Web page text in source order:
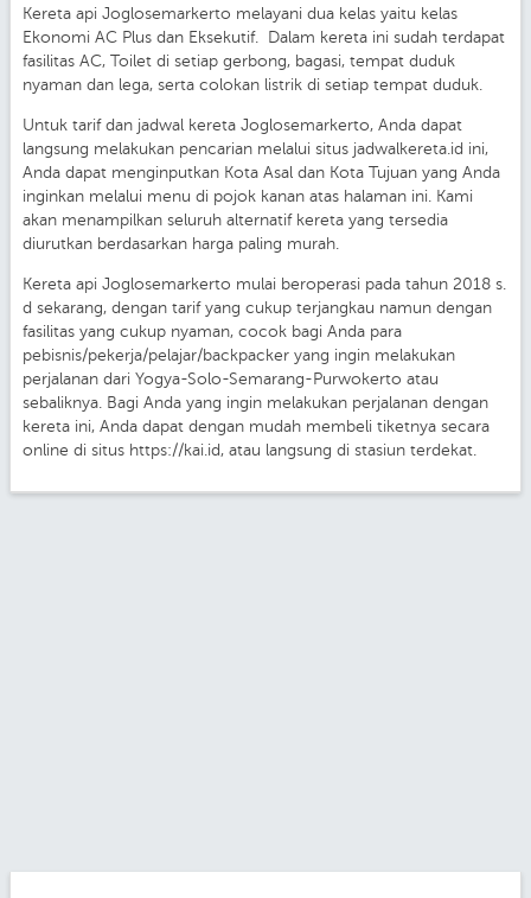
Kereta api Joglosemarkerto melayani dua kelas yaitu kelas
Ekonomi AC Plus dan Eksekutif. Dalam kereta ini sudah terdapat
fasilitas AC, Toilet di setiap gerbong, bagasi, tempat duduk
nyaman dan lega, serta colokan listrik di setiap tempat duduk.
Untuk tarif dan jadwal kereta Joglosemarkerto, Anda dapat
langsung melakukan pencarian melalui situs jadwalkereta.id ini,
Anda dapat menginputkan Kota Asal dan Kota Tujuan yang Anda
inginkan melalui menu di pojok kanan atas halaman ini. Kami
akan menampilkan seluruh alternatif kereta yang tersedia
diurutkan berdasarkan harga paling murah.
Kereta api Joglosemarkerto mulai beroperasi pada tahun 2018 s.
d sekarang, dengan tarif yang cukup terjangkau namun dengan
fasilitas yang cukup nyaman, cocok bagi Anda para
pebisnis/pekerja/pelajar/backpacker yang ingin melakukan
perjalanan dari Yogya-Solo-Semarang-Purwokerto atau
sebaliknya. Bagi Anda yang ingin melakukan perjalanan dengan
kereta ini, Anda dapat dengan mudah membeli tiketnya secara
online di situs https://kai.id, atau langsung di stasiun terdekat.